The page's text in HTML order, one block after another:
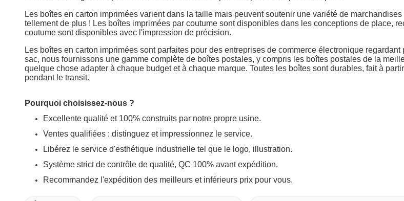
Les boîtes en carton imprimées varient dans la taille mais peuvent soutenir une variété de
tellement de plus ! Les boîtes imprimées par coutume sont disponibles dans les conceptions de place,
coutume sont disponibles avec l'impression de précision.
Les boîtes en carton imprimées sont parfaites pour des entreprises de commerce électronique
sac, nous fournissons une gamme complète de boîtes postales, y compris les boîtes postales de la
quelque chose adapter à chaque budget et à chaque marque. Toutes les boîtes sont durables, fait à
pendant le transit.
Pourquoi choisissez-nous ?
Excellente qualité et 100% construits par notre propre usine.
Ventes qualifiées : distinguez et impressionnez le service.
Libérez le service d'esthétique industrielle tel que le logo, illustration.
Système strict de contrôle de qualité, QC 100% avant expédition.
Recommandez l'expédition des meilleurs et inférieurs prix pour vous.